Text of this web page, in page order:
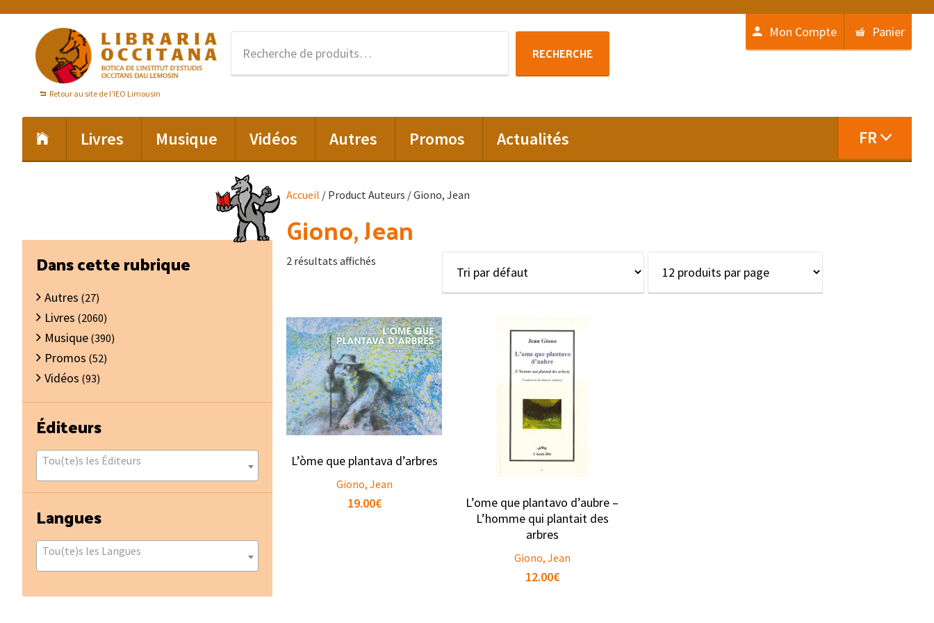
navigation
principale
contenu
principal
Retour au site de l'IEO Limousin
RECHERCHE
Mon Compte Panier
Livres Musique Vidéos Autres Promos Actualités FR
Accueil / Product Auteurs / Giono, Jean
Giono, Jean
2 résultats affichés
L’òme que plantava d’arbres
Giono, Jean
19.00€
L’ome que plantavo d’aubre –
L’homme qui plantait des
arbres
Giono, Jean
12.00€
Barre
latérale
principale
Dans cette rubrique
Autres (27)
Livres (2060)
Musique (390)
Promos (52)
Vidéos (93)
Éditeurs
Tou(te)s les Éditeurs
Langues
Tou(te)s les Langues